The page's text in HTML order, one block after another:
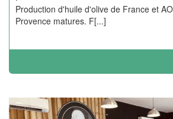
Production d'huile d'olive de France et
Provence matures. F[...]